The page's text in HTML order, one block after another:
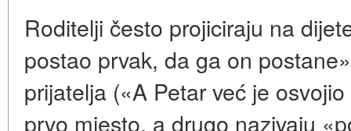
Roditelji često projiciraju na
postao prvak, da ga on
prijatelja («A Petar već je
prvo mjesto, a drugo nazivaju